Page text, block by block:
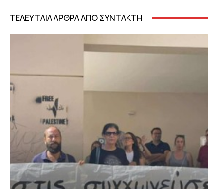
ΤΕΛΕΥΤΑΙΑ ΑΡΘΡΑ ΑΠΟ ΣΥΝΤΑΚΤΗ